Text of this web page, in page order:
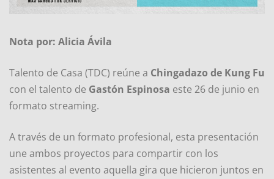
Nota por: Alicia Ávila
Talento de Casa (TDC) reúne a Chingadazo de Kung Fu
con el talento de Gastón Espinosa este 26 de junio en
formato streaming.
A través de un formato profesional, esta presentación
une ambos proyectos para compartir con los
asistentes al evento aquella gira que hicieron juntos en